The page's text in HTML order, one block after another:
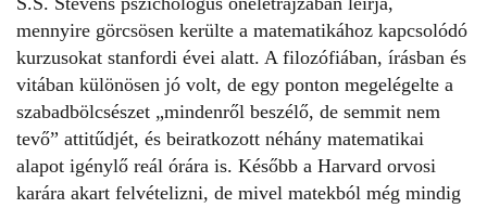
mennyire görcsösen kerülte a matematikához kapcsolódó
kurzusokat stanfordi évei alatt. A filozófiában, írásban és
vitában különösen jó volt, de egy ponton megelégelte a
szabadbölcsészet „mindenről beszélő, de semmit nem
tevő” attitűdjét, és beiratkozott néhány matematikai
alapot igénylő reál órára is. Később a Harvard orvosi
karára akart felvételizni, de mivel matekból még mindig